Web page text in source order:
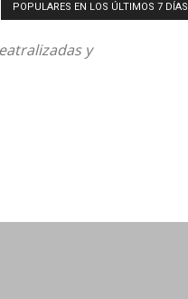
y
POPULARES EN LOS ÚLTIMOS 7 DÍAS